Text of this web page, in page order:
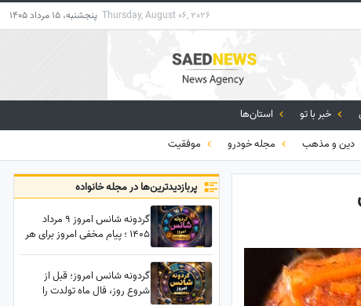
Thursday, August 06, 2026 پنجشنبه، 15 مرداد 1405
خبر با تو
استان‌ها
دین و مذهب مجله خودرو موفقیت
پربازدید‌ترین‌ها در مجله خانواده
گردونه شانس امروز 9 مرداد
1405 ؛ پیام مخفی امروز برای هر
گردونه شانس امروز؛ قبل از
شروع روز، فال ماه تولدت را